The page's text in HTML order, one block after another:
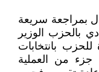
بمراجعة سريعة
بالحزب الوزير
بانتخابات
جزء من العملية